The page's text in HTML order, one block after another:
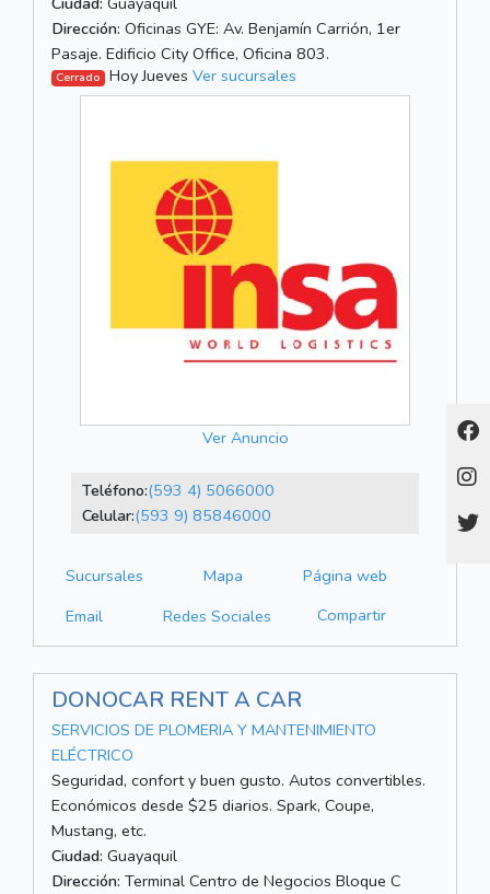
Dirección: Oficinas GYE: Av. Benjamín Carrión, 1er
Pasaje. Edificio City Office, Oficina 803.
Cerrado Hoy Jueves Ver sucursales
Ver Anuncio
Teléfono:(593 4) 5066000
Celular:(593 9) 85846000
Sucursales Mapa
Página web
Email
Redes Sociales Compartir
DONOCAR RENT A CAR
SERVICIOS DE PLOMERIA Y MANTENIMIENTO
ELÉCTRICO
Seguridad, confort y buen gusto. Autos convertibles.
Económicos desde $25 diarios. Spark, Coupe,
Mustang, etc.
Ciudad: Guayaquil
Dirección: Terminal Centro de Negocios Bloque C